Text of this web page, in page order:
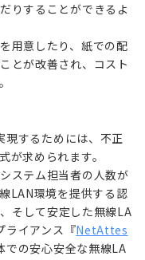
りすることができるよ
用意したり、紙での配
とが改善され、コスト
現するためには、不正
が求められます。
ステム担当者の人数が
LAN環境を提供する認
そして安定した無線LA
ライアンス『NetAttes
での安心安全な無線LA